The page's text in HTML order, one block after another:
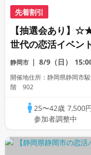
先着割引
【抽選会あり】
世代の恋活イベン
静岡市 8/9（日）
開催地住所：静岡県静岡市駿河区東静
階 902
25〜42歳 7,500
参加者調整中